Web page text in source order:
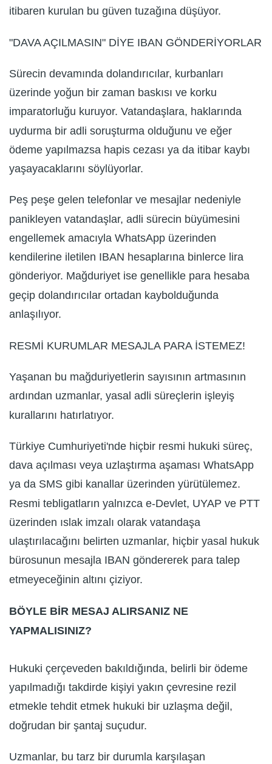
itibaren kurulan bu güven tuzağına düşüyor.
"DAVA AÇILMASIN" DİYE IBAN GÖNDERİYORLAR
Sürecin devamında dolandırıcılar, kurbanları
üzerinde yoğun bir zaman baskısı ve korku
imparatorluğu kuruyor. Vatandaşlara, haklarında
uydurma bir adli soruşturma olduğunu ve eğer
ödeme yapılmazsa hapis cezası ya da itibar kaybı
yaşayacaklarını söylüyorlar.
Peş peşe gelen telefonlar ve mesajlar nedeniyle
panikleyen vatandaşlar, adli sürecin büyümesini
engellemek amacıyla WhatsApp üzerinden
kendilerine iletilen IBAN hesaplarına binlerce lira
gönderiyor. Mağduriyet ise genellikle para hesaba
geçip dolandırıcılar ortadan kaybolduğunda
anlaşılıyor.
RESMİ KURUMLAR MESAJLA PARA İSTEMEZ!
Yaşanan bu mağduriyetlerin sayısının artmasının
ardından uzmanlar, yasal adli süreçlerin işleyiş
kurallarını hatırlatıyor.
Türkiye Cumhuriyeti'nde hiçbir resmi hukuki süreç,
dava açılması veya uzlaştırma aşaması WhatsApp
ya da SMS gibi kanallar üzerinden yürütülemez.
Resmi tebligatların yalnızca e-Devlet, UYAP ve PTT
üzerinden ıslak imzalı olarak vatandaşa
ulaştırılacağını belirten uzmanlar, hiçbir yasal hukuk
bürosunun mesajla IBAN göndererek para talep
etmeyeceğinin altını çiziyor.
BÖYLE BİR MESAJ ALIRSANIZ NE
YAPMALISINIZ?
Hukuki çerçeveden bakıldığında, belirli bir ödeme
yapılmadığı takdirde kişiyi yakın çevresine rezil
etmekle tehdit etmek hukuki bir uzlaşma değil,
doğrudan bir şantaj suçudur.
Uzmanlar, bu tarz bir durumla karşılaşan